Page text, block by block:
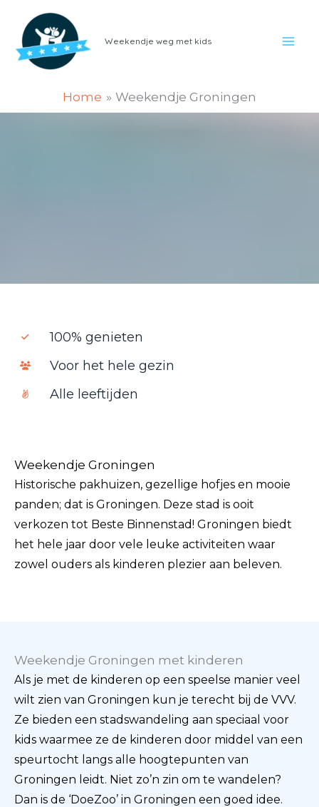
naar
de
inhoud
Weekendje weg met kids
Home Weekendje Groningen
100% genieten
Voor het hele gezin
Alle leeftijden
Weekendje Groningen
Historische pakhuizen, gezellige hofjes en mooie
panden; dat is Groningen. Deze stad is ooit
verkozen tot Beste Binnenstad! Groningen biedt
het hele jaar door vele leuke activiteiten waar
zowel ouders als kinderen plezier aan beleven.
Weekendje Groningen met kinderen
Als je met de kinderen op een speelse manier veel
wilt zien van Groningen kun je terecht bij de VVV.
Ze bieden een stadswandeling aan speciaal voor
kids waarmee ze de kinderen door middel van een
speurtocht langs alle hoogtepunten van
Groningen leidt. Niet zo’n zin om te wandelen?
Dan is de ‘DoeZoo’ in Groningen een goed idee.